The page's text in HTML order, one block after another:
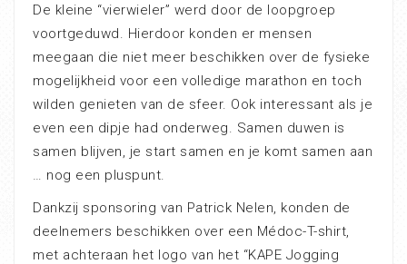
De kleine “vierwieler” werd door de loopgroep
voortgeduwd. Hierdoor konden er mensen
meegaan die niet meer beschikken over de fysieke
mogelijkheid voor een volledige marathon en toch
wilden genieten van de sfeer. Ook interessant als je
even een dipje had onderweg. Samen duwen is
samen blijven, je start samen en je komt samen aan
… nog een pluspunt.
Dankzij sponsoring van Patrick Nelen, konden de
deelnemers beschikken over een Médoc-T-shirt,
met achteraan het logo van het “KAPE Jogging